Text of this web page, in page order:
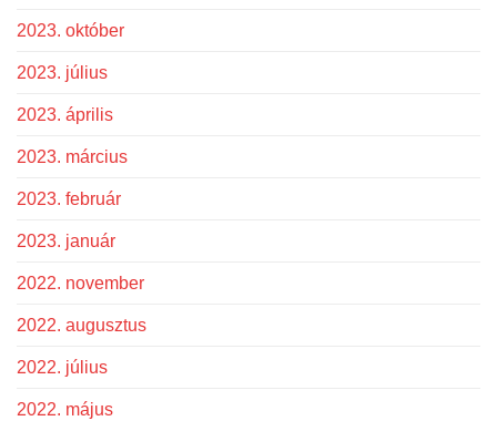
2023. október
2023. július
2023. április
2023. március
2023. február
2023. január
2022. november
2022. augusztus
2022. július
2022. május